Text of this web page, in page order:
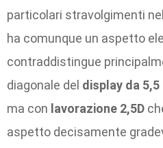
particolari stravolgimenti
ha comunque un aspetto
contraddistingue
diagonale del display da 5,5
ma con lavorazione 2,5D
aspetto decisamente